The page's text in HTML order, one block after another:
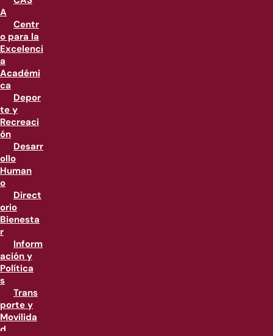
A
Centr
o para la
Excelenci
a
Académi
ca
Depor
te y
Recreaci
ón
Desarr
ollo
Human
o
Direct
orio
Bienesta
r
Inform
ación y
Política
s
Trans
porte y
Movilida
d